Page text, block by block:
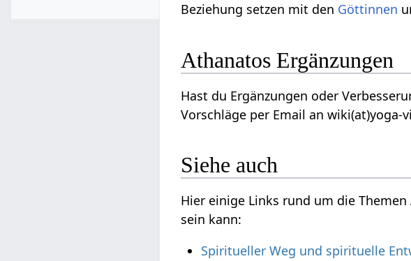
Beziehung setzen mit den Göttinnen
Athanatos Ergänzungen
Hast du Ergänzungen oder
Vorschläge per Email an wiki(at)yoga-
Siehe auch
Hier einige Links rund um die
sein kann:
Spiritueller Weg und spirituelle